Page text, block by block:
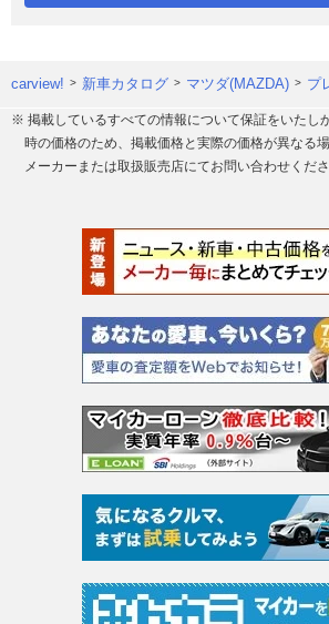
carview! 新車カタログ マツダ(MAZDA) プ
※ 掲載しているすべての情報について保証をいたし
時の価格のため、掲載価格と実際の価格が異なる
メーカーまたは取扱販売店にてお問い合わせくださ